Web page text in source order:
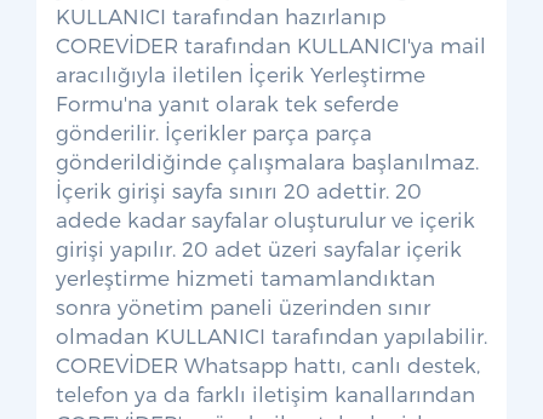
KULLANICI tarafından hazırlanıp
COREVİDER tarafından KULLANICI'ya mail
aracılığıyla iletilen İçerik Yerleştirme
Formu'na yanıt olarak tek seferde
gönderilir. İçerikler parça parça
gönderildiğinde çalışmalara başlanılmaz.
İçerik girişi sayfa sınırı 20 adettir. 20
adede kadar sayfalar oluşturulur ve içerik
girişi yapılır. 20 adet üzeri sayfalar içerik
yerleştirme hizmeti tamamlandıktan
sonra yönetim paneli üzerinden sınır
olmadan KULLANICI tarafından yapılabilir.
COREVİDER Whatsapp hattı, canlı destek,
telefon ya da farklı iletişim kanallarından